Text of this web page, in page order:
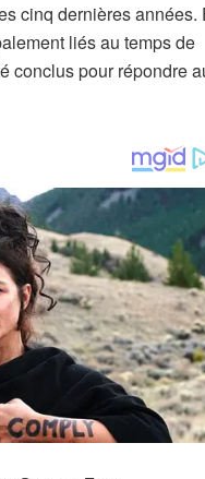
cinq dernières années.
liés au temps de
conclus pour répondre